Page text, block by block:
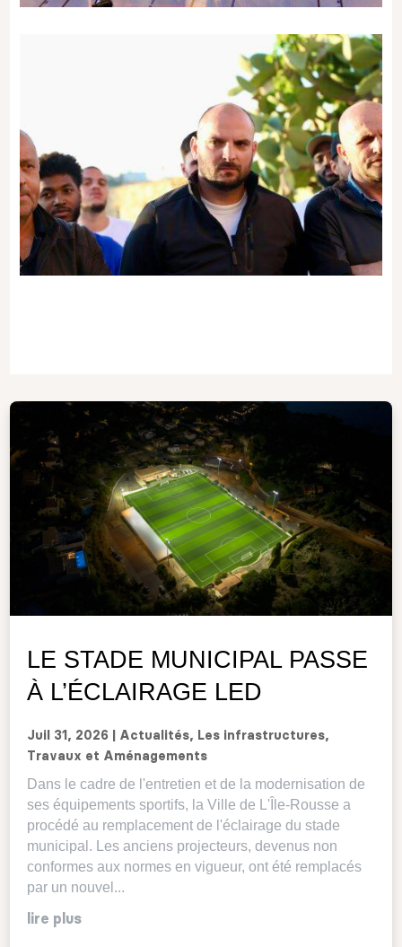
LE STADE MUNICIPAL PASSE
À L’ÉCLAIRAGE LED
Juil 31, 2026 Actualités, Les infrastructures,
Travaux et Aménagements
Dans le cadre de l'entretien et de la modernisation de
ses équipements sportifs, la Ville de L'Île-Rousse a
procédé au remplacement de l'éclairage du stade
municipal. Les anciens projecteurs, devenus non
conformes aux normes en vigueur, ont été remplacés
par un nouvel...
lire plus